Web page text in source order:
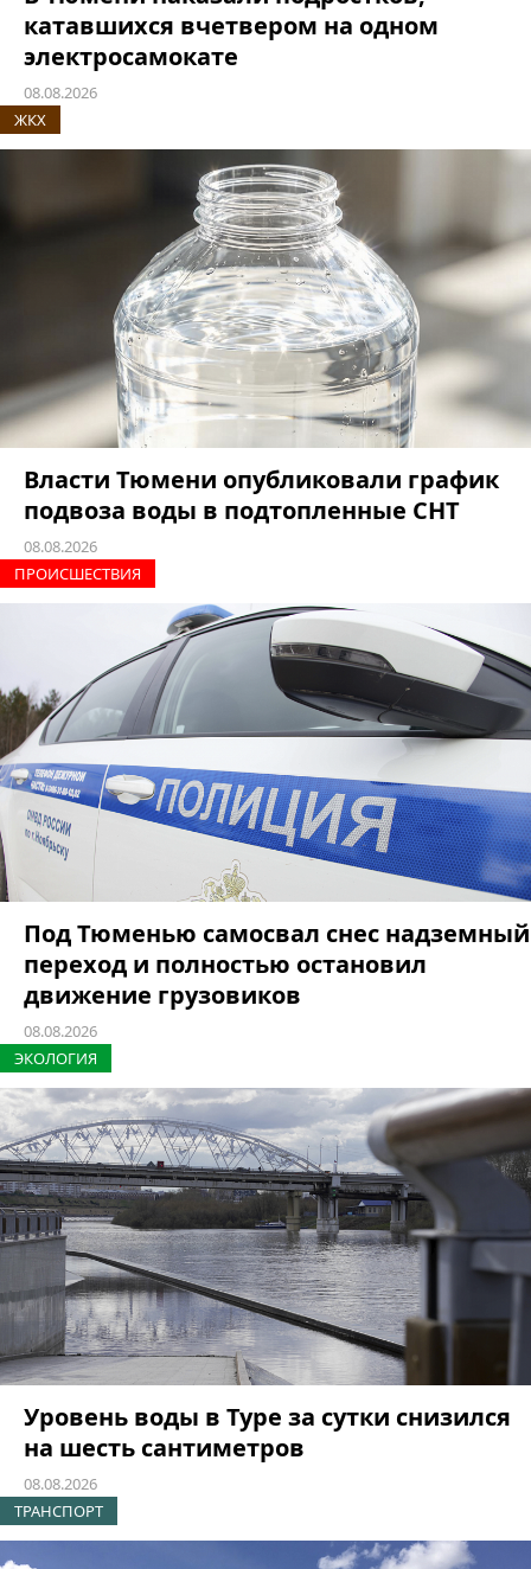
катавшихся вчетвером на одном
электросамокате
08.08.2026
ЖКХ
Власти Тюмени опубликовали график
подвоза воды в подтопленные СНТ
08.08.2026
ПРОИCШЕСТВИЯ
Под Тюменью самосвал снес надземный
переход и полностью остановил
движение грузовиков
08.08.2026
ЭКОЛОГИЯ
Уровень воды в Туре за сутки снизился
на шесть сантиметров
08.08.2026
ТРАНСПОРТ